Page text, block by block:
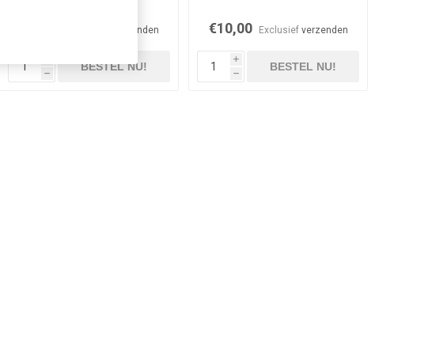
verzenden
h
BESTEL NU!
€10,00 Exclusief verzenden
i
h
BESTEL NU!